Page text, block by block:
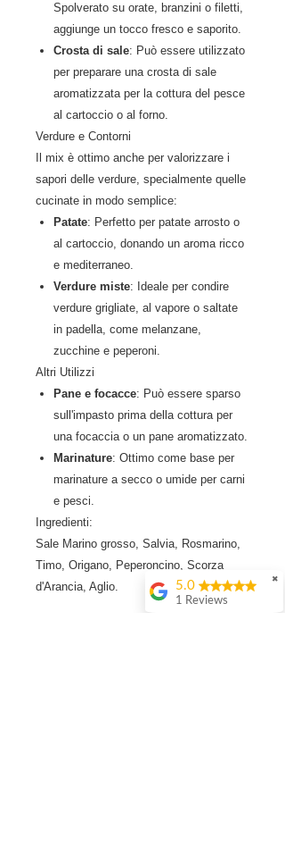
Spolverato su orate, branzini o filetti,
aggiunge un tocco fresco e saporito.
Crosta di sale: Può essere utilizzato
per preparare una crosta di sale
aromatizzata per la cottura del pesce
al cartoccio o al forno.
Verdure e Contorni
Il mix è ottimo anche per valorizzare i
sapori delle verdure, specialmente quelle
cucinate in modo semplice:
Patate: Perfetto per patate arrosto o
al cartoccio, donando un aroma ricco
e mediterraneo.
Verdure miste: Ideale per condire
verdure grigliate, al vapore o saltate
in padella, come melanzane,
zucchine e peperoni.
Altri Utilizzi
Pane e focacce: Può essere sparso
sull'impasto prima della cottura per
una focaccia o un pane aromatizzato.
Marinature: Ottimo come base per
marinature a secco o umide per carni
e pesci.
Ingredienti:
Sale Marino grosso, Salvia, Rosmarino,
Timo, Origano, Peperoncino, Scorza
d'Arancia, Aglio.
✖
5.0
1 Reviews